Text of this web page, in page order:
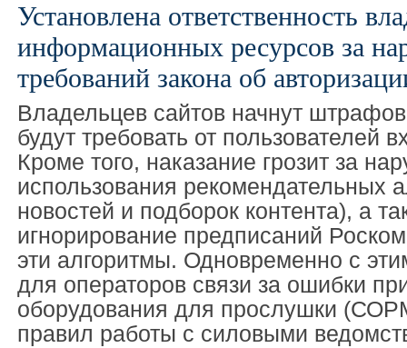
Установлена ответственность
информационных ресурсов за
требований закона об
Владельцев сайтов начнут
будут требовать от пользователей
Кроме того, наказание грозит за
использования рекомендательных
новостей и подборок контента), а
игнорирование предписаний
эти алгоритмы. Одновременно с
для операторов связи за ошибки
оборудования для прослушки
правил работы с силовыми